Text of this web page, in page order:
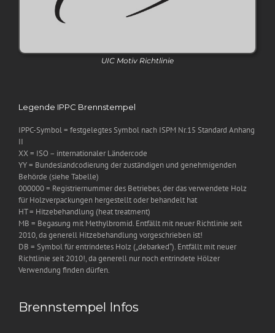
UIC Motiv Richtlinie
Legende IPPC Brennstempel
IPPC-Symbol = festgelegtes Symbol nach ISPM Nr.15 Standard Anhang
II
XX = ISO – internationaler Ländercode
YY = Bundeslandcodierung der zuständigen und genehmigenden
Behörde (siehe Tabelle)
000000 = Registriernummer des Betriebes, der das verwendete Holz
für Holzverpackungen hergestellt oder behandelt hat
HT = Hitzebehandlung (heat treatment)
MB = Begasung mit Methylbromid. Entfällt mit neuer Richtlinie seit
2010, da generell Hitzebehandlung vorgeschrieben ist!
DB = Symbol für entrindetes Holz („debarked“). Entfällt mit neuer
Richtlinie seit 2010!, da generell nur noch entrindete Hölzer
Verwendung finden dürfen.
Brennstempel Infos